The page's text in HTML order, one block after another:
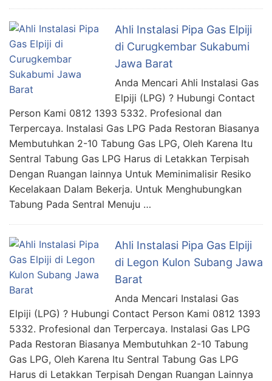
Ahli Instalasi Pipa Gas Elpiji
di Curugkembar Sukabumi
Jawa Barat
Anda Mencari Ahli Instalasi Gas
Elpiji (LPG) ? Hubungi Contact
Person Kami 0812 1393 5332. Profesional dan
Terpercaya. Instalasi Gas LPG Pada Restoran Biasanya
Membutuhkan 2-10 Tabung Gas LPG, Oleh Karena Itu
Sentral Tabung Gas LPG Harus di Letakkan Terpisah
Dengan Ruangan lainnya Untuk Meminimalisir Resiko
Kecelakaan Dalam Bekerja. Untuk Menghubungkan
Tabung Pada Sentral Menuju …
Ahli Instalasi Pipa Gas Elpiji
di Legon Kulon Subang Jawa
Barat
Anda Mencari Instalasi Gas
Elpiji (LPG) ? Hubungi Contact Person Kami 0812 1393
5332. Profesional dan Terpercaya. Instalasi Gas LPG
Pada Restoran Biasanya Membutuhkan 2-10 Tabung
Gas LPG, Oleh Karena Itu Sentral Tabung Gas LPG
Harus di Letakkan Terpisah Dengan Ruangan Lainnya